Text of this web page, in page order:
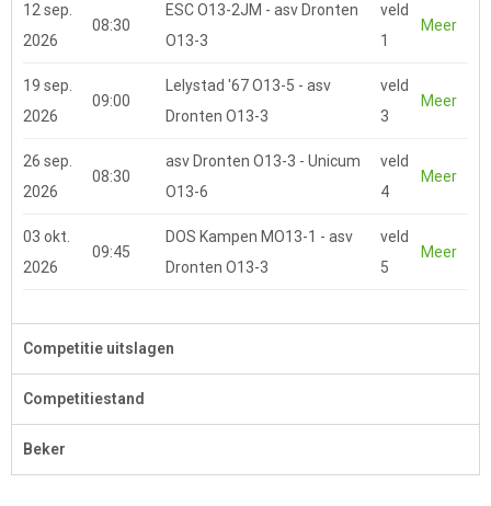
12 sep.
2026
08:30
ESC O13-2JM - asv Dronten
O13-3
veld
1
Meer
19 sep.
2026
09:00
Lelystad '67 O13-5 - asv
Dronten O13-3
veld
3
Meer
26 sep.
2026
08:30
asv Dronten O13-3 - Unicum
O13-6
veld
4
Meer
03 okt.
2026
09:45
DOS Kampen MO13-1 - asv
Dronten O13-3
veld
5
Meer
Competitie uitslagen
Competitiestand
Beker